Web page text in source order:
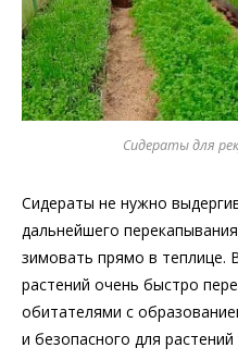
Сидераты для
Сидераты не нужно
дальнейшего
зимовать прямо в теплице.
растений очень быстро
обитателями с
и безопасного для